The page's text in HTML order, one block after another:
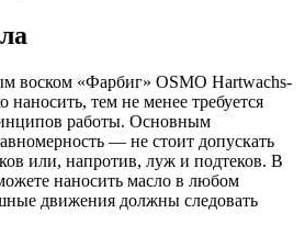
воском «Фарбиг» OSMO Hartwachs-
наносить, тем не менее требуется
работы. Основным
— не стоит допускать
или, напротив, луж и подтеков. В
наносить масло в любом
движения должны следовать